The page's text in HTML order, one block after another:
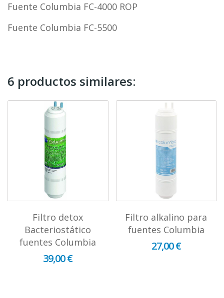
Fuente Columbia FC-4000 ROP
Fuente Columbia FC-5500
6 productos similares:
Filtro detox
Bacteriostático
fuentes Columbia
39,00 €
Filtro alkalino para
fuentes Columbia
27,00 €